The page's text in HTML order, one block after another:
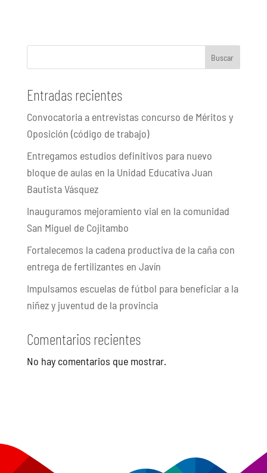
Buscar
Entradas recientes
Convocatoria a entrevistas concurso de Méritos y
Oposición (código de trabajo)
Entregamos estudios definitivos para nuevo
bloque de aulas en la Unidad Educativa Juan
Bautista Vásquez
Inauguramos mejoramiento vial en la comunidad
San Miguel de Cojitambo
Fortalecemos la cadena productiva de la caña con
entrega de fertilizantes en Javín
Impulsamos escuelas de fútbol para beneficiar a la
niñez y juventud de la provincia
Comentarios recientes
No hay comentarios que mostrar.